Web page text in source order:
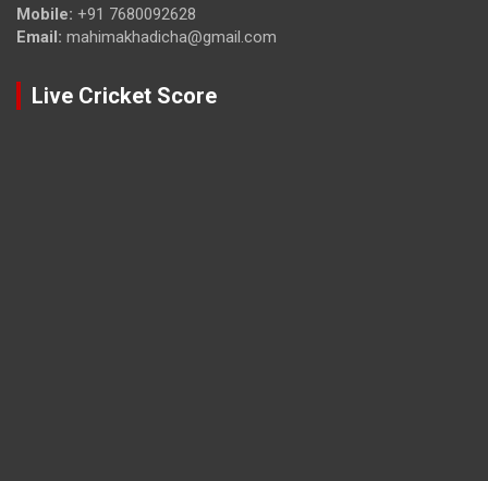
Mobile: +91 7680092628
Email: mahimakhadicha@gmail.com
Live Cricket Score